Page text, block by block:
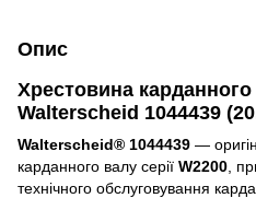
Опис
Хрестовина
Walterscheid 1044439
Walterscheid® 1044439 —
карданного валу серії W2200 ,
технічного обслуговування